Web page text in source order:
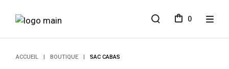
contenu
0
ACCUEIL BOUTIQUE SAC CABAS